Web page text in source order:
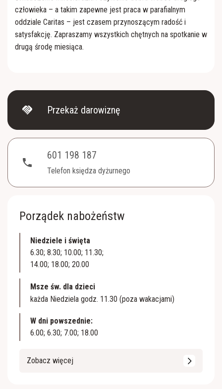
Apostolat Margaretka
Nabożeństwo z modlitwą o uzdrowienie duszy i
ciała
RŚŻ "Domowy Kościół"
Róże Różańcowe
Towarzystwo Przyjaciół WSD
handshake Przekaż darowiznę
phone
601 198 187
Telefon księdza dyżurnego
Porządek nabożeństw
Niedziele i święta
6.30; 8.30; 10.00; 11.30;
14.00; 18.00; 20.00
Msze św. dla dzieci
każda Niedziela godz. 11.30 (poza wakacjami)
W dni powszednie:
6.00; 6.30; 7.00; 18.00
Zobacz więcej
człowieka – a takim zapewne jest praca w parafialnym
oddziale Caritas – jest czasem przynoszącym radość i
satysfakcję. Zapraszamy wszystkich chętnych na spotkanie w
drugą środę miesiąca.